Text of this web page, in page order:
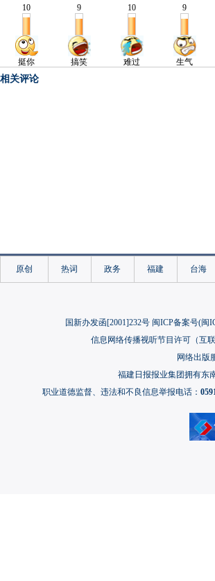
相关评论
原创 热词 政务 福建 台海
国新办发函[2001]232号 闽ICP备案号(闽
信息网络传播视听节目许可（互
网络出版
福建日报报业集团拥有东
职业道德监督、违法和不良信息举报电话：